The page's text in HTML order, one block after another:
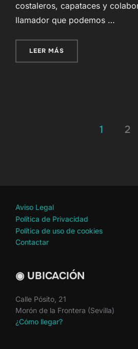
costaleros, capataces y
llamador que podemos …
LEER MÁS
1 2
Aviso Legal
Política de Privacidad
Política de uso de cookies
Contactar
◉ UBICACIÓN
Calle Pósito, 21
Morón de la Frontera (Sevilla)
¿Cómo llegar?